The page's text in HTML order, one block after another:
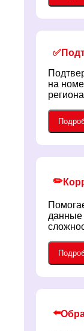
✅
на
✏️
данные
⬅️